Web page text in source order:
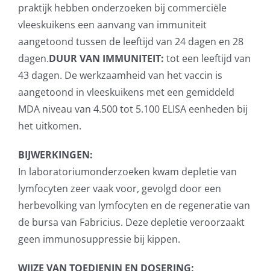
praktijk hebben onderzoeken bij commerciële
vleeskuikens een aanvang van immuniteit
aangetoond tussen de leeftijd van 24 dagen en 28
dagen.DUUR VAN IMMUNITEIT: tot een leeftijd van
43 dagen. De werkzaamheid van het vaccin is
aangetoond in vleeskuikens met een gemiddeld
MDA niveau van 4.500 tot 5.100 ELISA eenheden bij
het uitkomen.
BIJWERKINGEN:
In laboratoriumonderzoeken kwam depletie van
lymfocyten zeer vaak voor, gevolgd door een
herbevolking van lymfocyten en de regeneratie van
de bursa van Fabricius. Deze depletie veroorzaakt
geen immunosuppressie bij kippen.
WIJZE VAN TOEDIENIN EN DOSERING: